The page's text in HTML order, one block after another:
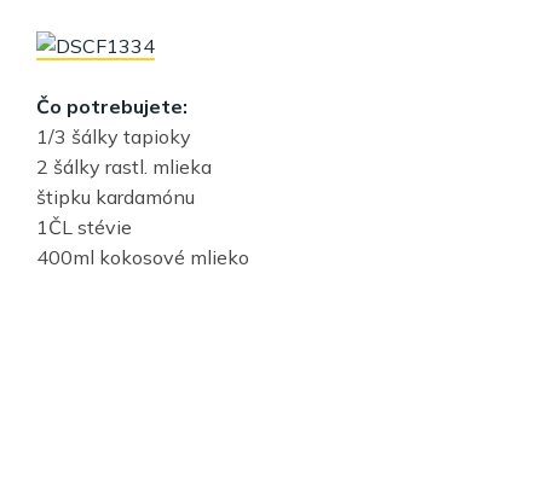
Čo potrebujete:
1/3 šálky tapioky
2 šálky rastl. mlieka
štipku kardamónu
1ČL stévie
400ml kokosové mlieko